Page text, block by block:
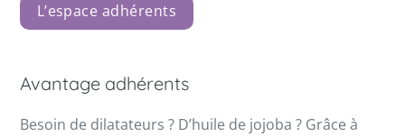
L’espace adhérents
Avantage adhérents
Besoin de dilatateurs ? D’huile de jojoba ? Grâce à